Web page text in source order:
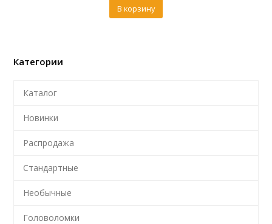
В корзину
Категории
Каталог
Новинки
Распродажа
Стандартные
Необычные
Головоломки